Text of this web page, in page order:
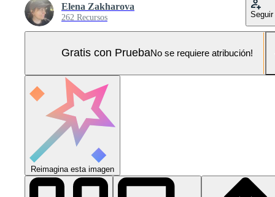
Elena Zakharova
262 Recursos Seguir
Gratis con PruebaNo se requiere atribución!
Reimagina esta imagen